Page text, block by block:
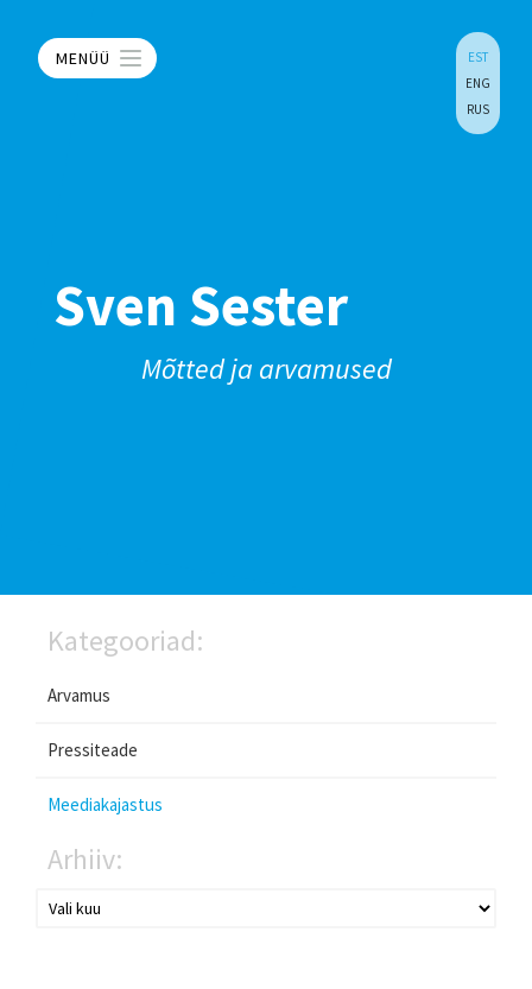
MENÜÜ
EST
ENG
RUS
Sven Sester
Mõtted ja arvamused
Kategooriad:
Arvamus
Pressiteade
Meediakajastus
Arhiiv: